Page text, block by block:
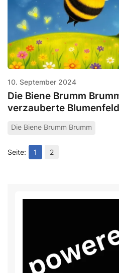
10. September 2024
Die Biene Brumm
verzauberte Blumenfeld
Die Biene Brumm Brumm
1 2